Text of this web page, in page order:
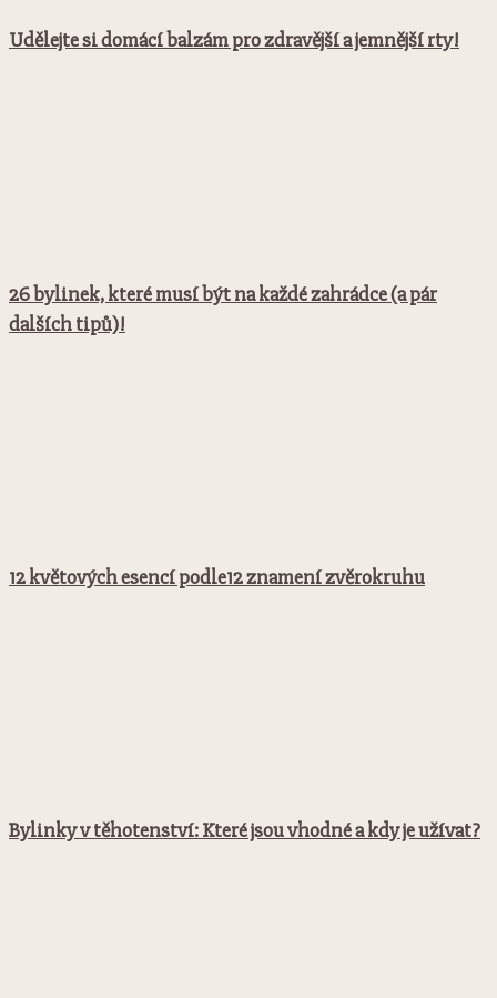
Udělejte si domácí balzám pro zdravější a jemnější rty!
26 bylinek, které musí být na každé zahrádce (a pár
dalších tipů)!
12 květových esencí podle12 znamení zvěrokruhu
Bylinky v těhotenství: Které jsou vhodné a kdy je užívat?